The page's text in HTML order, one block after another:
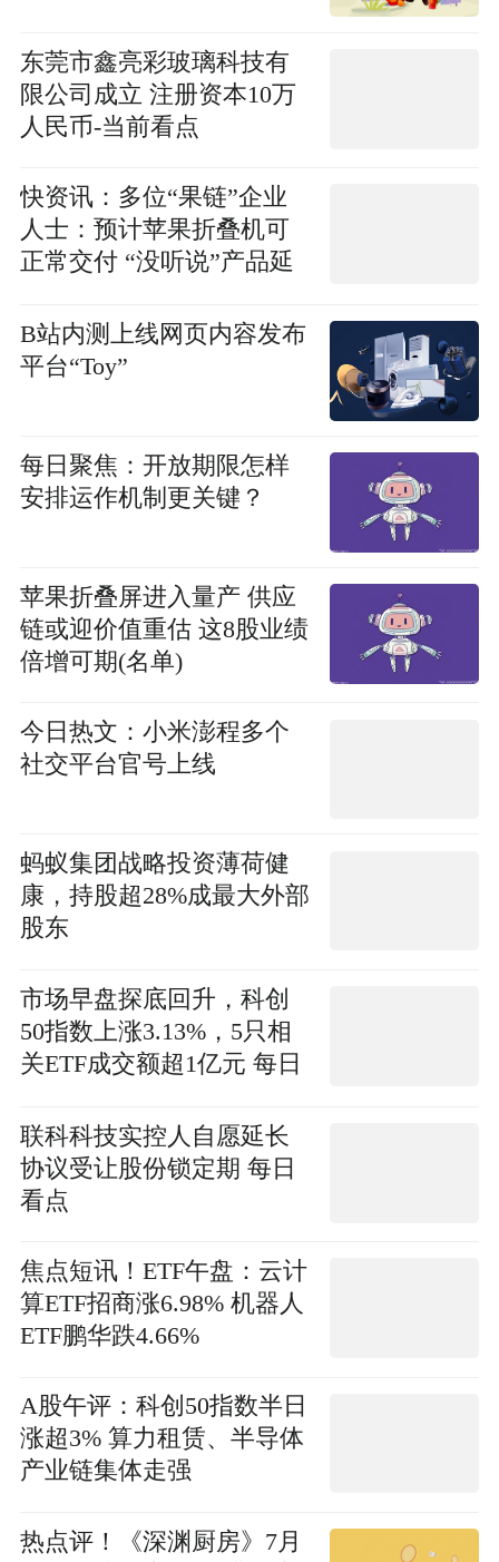
东莞市鑫亮彩玻璃科技有
限公司成立 注册资本10万
人民币-当前看点
快资讯：多位“果链”企业
人士：预计苹果折叠机可
正常交付 “没听说”产品延
B站内测上线网页内容发布
平台“Toy”
每日聚焦：开放期限怎样
安排运作机制更关键？
苹果折叠屏进入量产 供应
链或迎价值重估 这8股业绩
倍增可期(名单)
今日热文：小米澎程多个
社交平台官号上线
蚂蚁集团战略投资薄荷健
康，持股超28%成最大外部
股东
市场早盘探底回升，科创
50指数上涨3.13%，5只相
关ETF成交额超1亿元 每日
联科科技实控人自愿延长
协议受让股份锁定期 每日
看点
焦点短讯！ETF午盘：云计
算ETF招商涨6.98% 机器人
ETF鹏华跌4.66%
A股午评：科创50指数半日
涨超3% 算力租赁、半导体
产业链集体走强
热点评！《深渊厨房》7月